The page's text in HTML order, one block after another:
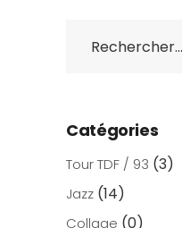
Catégories
Tour TDF / 93 (3)
Jazz (14)
Collage (0)